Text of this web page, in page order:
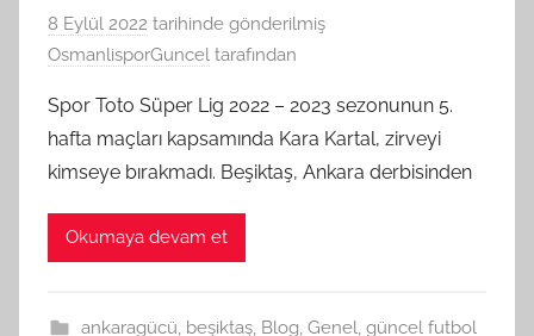
8 Eylül 2022 tarihinde gönderilmiş
OsmanlisporGuncel tarafından
Spor Toto Süper Lig 2022 – 2023 sezonunun 5.
hafta maçları kapsamında Kara Kartal, zirveyi
kimseye bırakmadı. Beşiktaş, Ankara derbisinden
Okumaya devam et
ankaragücü beşiktaş, Blog Genel güncel futbol